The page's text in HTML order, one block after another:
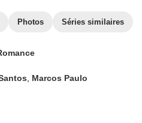
Photos Séries similaires
Marcos Paulo